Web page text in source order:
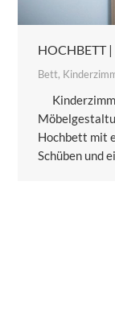
HOCHBETT
Bett,
Hochbett mit
Schüben und